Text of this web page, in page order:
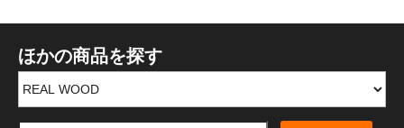
ほかの商品を探す